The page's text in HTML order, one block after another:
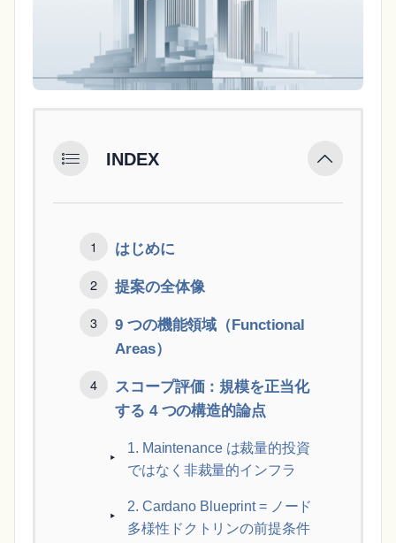
INDEX
はじめに
提案の全体像
9 つの機能領域（Functional
Areas）
スコープ評価：規模を正当化
する 4 つの構造的論点
1. Maintenance は裁量的投資
ではなく非裁量的インフラ
2. Cardano Blueprint = ノード
多様性ドクトリンの前提条件